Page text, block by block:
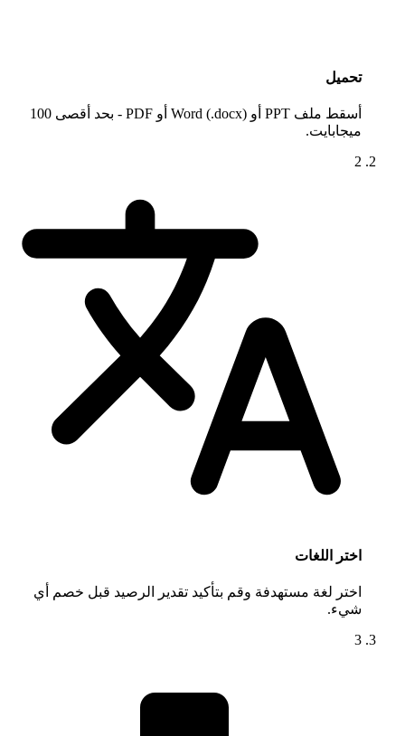
تحميل
أسقط ملف PPT أو Word (.docx) أو PDF - بحد أقصى 100
ميجابايت.
2
اختر اللغات
اختر لغة مستهدفة وقم بتأكيد تقدير الرصيد قبل خصم أي
شيء.
3